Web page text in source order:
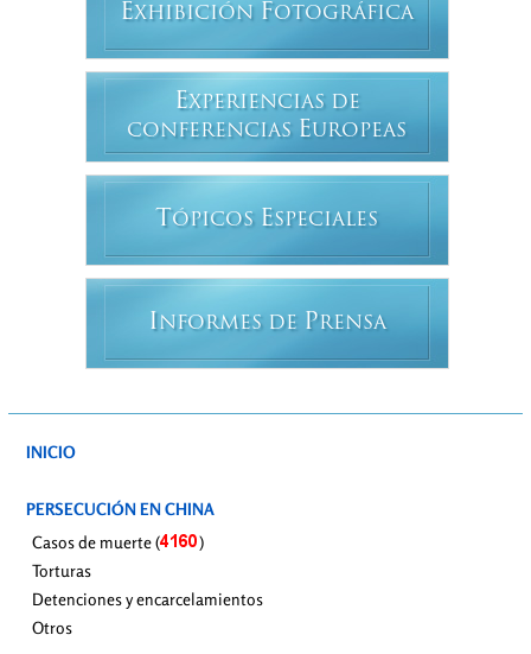
EXHIBICIÓN FOTOGRÁFICA
EXPERIENCIAS DE
CONFERENCIAS EUROPEAS
T ÓPICOS ESPECIALES
INFORMES DE PRENSA
INICIO
PERSECUCIÓN EN CHINA
Casos de muerte (
)
Torturas
Detenciones y encarcelamientos
Otros